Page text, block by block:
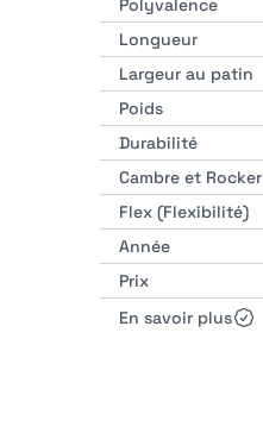
Polyvalence
Longueur
Largeur au patin
Poids
Durabilité
Cambre et Rocker
Flex (Flexibilité)
Année
Prix
En savoir plus